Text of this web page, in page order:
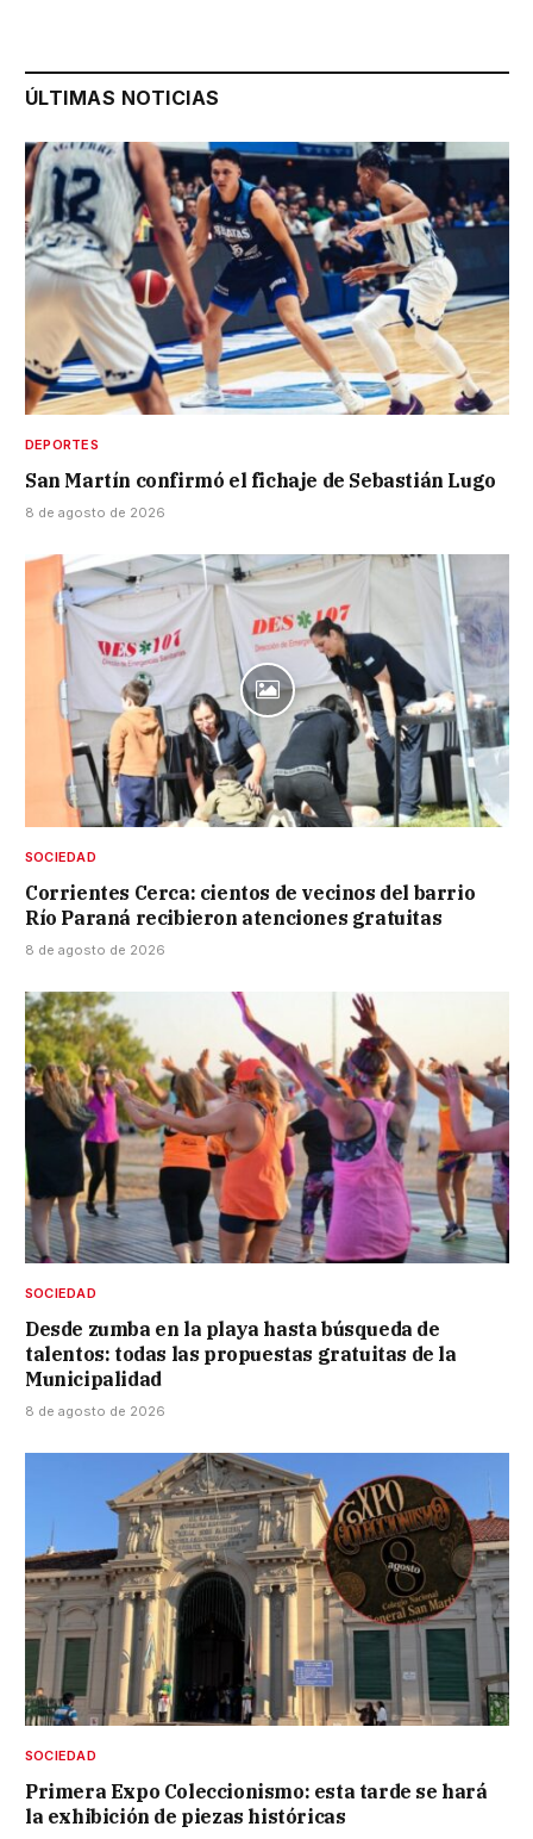
ÚLTIMAS NOTICIAS
DEPORTES
San Martín confirmó el fichaje de Sebastián Lugo
8 de agosto de 2026
SOCIEDAD
Corrientes Cerca: cientos de vecinos del barrio
Río Paraná recibieron atenciones gratuitas
8 de agosto de 2026
SOCIEDAD
Desde zumba en la playa hasta búsqueda de
talentos: todas las propuestas gratuitas de la
Municipalidad
8 de agosto de 2026
SOCIEDAD
Primera Expo Coleccionismo: esta tarde se hará
la exhibición de piezas históricas